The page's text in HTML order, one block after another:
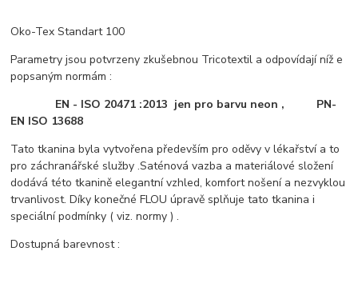
Oko-Tex Standart 100
Parametry jsou potvrzeny zkušebnou Tricotextil a odpovídají níž e
popsaným normám :
EN - ISO 20471 :2013 jen pro barvu neon , PN-
EN ISO 13688
Tato tkanina byla vytvořena především pro oděvy v lékařství a to
pro záchranářské služby .Saténová vazba a materiálové složení
dodává této tkanině elegantní vzhled, komfort nošení a nezvyklou
trvanlivost. Díky konečné FLOU úpravě splňuje tato tkanina i
speciální podmínky ( viz. normy ) .
Dostupná barevnost :